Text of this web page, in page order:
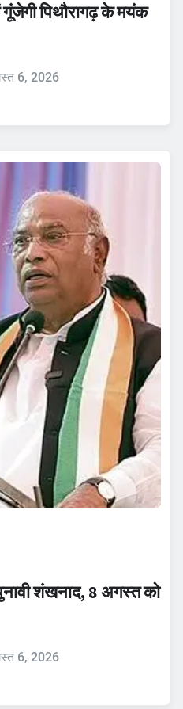
पिथौरागढ़ के मयंक
6, 2026
शंखनाद, 8 अगस्त को
6, 2026